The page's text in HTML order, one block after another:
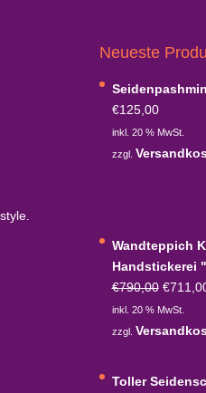
Neueste
€125,00
inkl. 20 % MwSt.
zzgl.
Wandteppich
Handstickerei
€790,00
Preis
war:
€
inkl. 20 % MwSt.
zzgl.
Toller